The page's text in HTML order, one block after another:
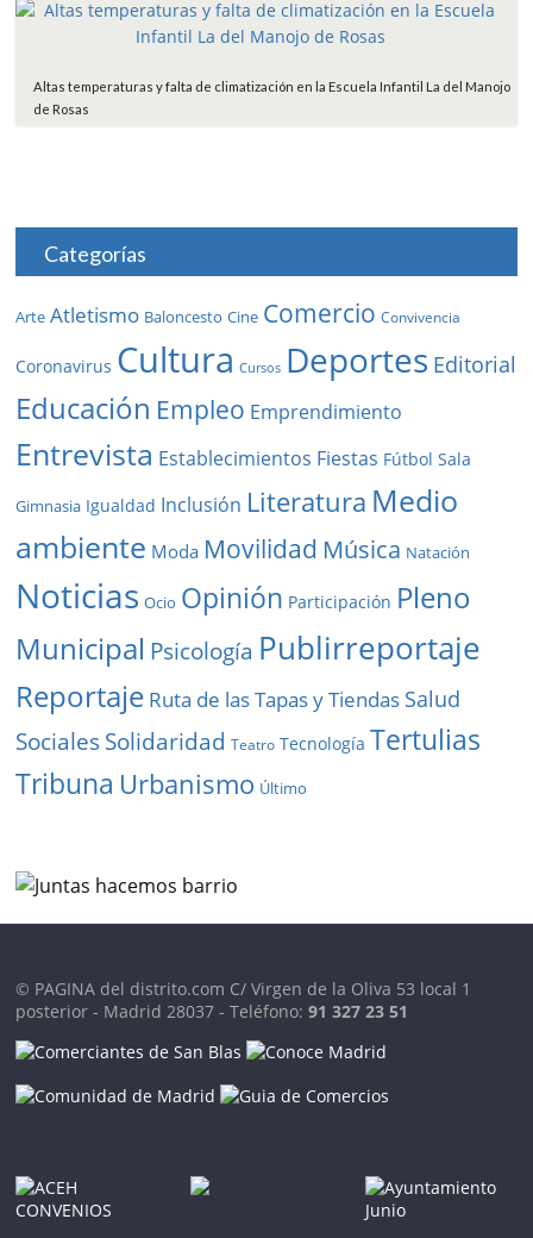
Altas temperaturas y falta de climatización en la Escuela Infantil La del Manojo
de Rosas
Categorías
Arte Atletismo Baloncesto Cine Comercio Convivencia
Coronavirus Cultura Cursos Deportes Editorial
Educación Empleo Emprendimiento
Entrevista Establecimientos Fiestas Fútbol Sala
Gimnasia Igualdad Inclusión Literatura Medio
ambiente Moda Movilidad Música Natación
Noticias Ocio Opinión Participación Pleno
Municipal Psicología Publirreportaje
Reportaje Ruta de las Tapas y Tiendas Salud
SocialesSolidaridad Teatro Tecnología Tertulias
Tribuna Urbanismo Último
© PAGINA del distrito.com C/ Virgen de la Oliva 53 local 1
posterior - Madrid 28037 - Teléfono:91 327 23 51